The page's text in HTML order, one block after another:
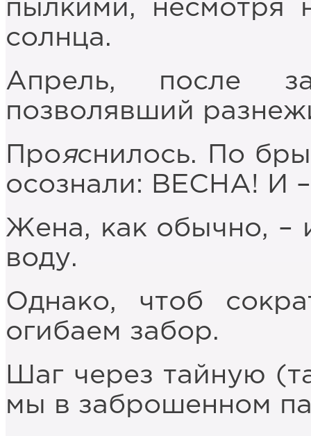
пылкими, несмотря
солнца.
Апрель, после
позволявший
Прояснилось. По
осознали: ВЕСНА! И
Жена, как обычно, –
воду.
Однако, чтоб
огибаем забор.
Шаг через тайную
мы в заброшенном